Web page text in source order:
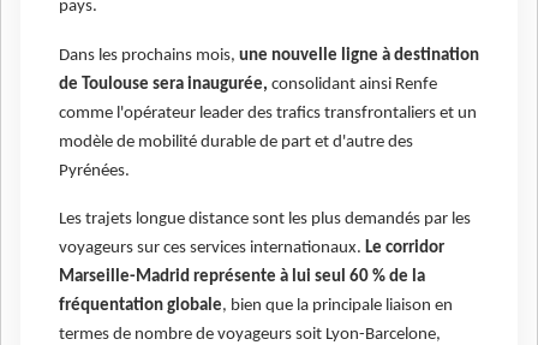
pays.
Dans les prochains mois, une nouvelle ligne à destination
de Toulouse sera inaugurée, consolidant ainsi Renfe
comme l'opérateur leader des trafics transfrontaliers et un
modèle de mobilité durable de part et d'autre des
Pyrénées.
Les trajets longue distance sont les plus demandés par les
voyageurs sur ces services internationaux. Le corridor
Marseille-Madrid représente à lui seul 60 % de la
fréquentation globale, bien que la principale liaison en
termes de nombre de voyageurs soit Lyon-Barcelone,